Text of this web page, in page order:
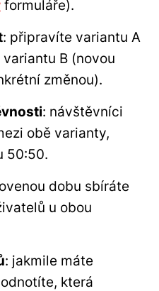
formuláře).
: připravíte variantu A
B (novou
změnou).
: návštěvníci
obě varianty,
50:50.
dobu sbíráte
u obou
: jakmile máte
která